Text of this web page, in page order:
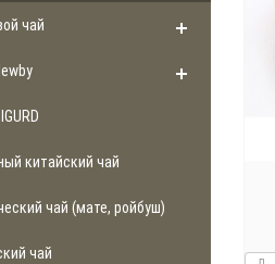
чай
китайский чай
чай (мате, ройбуш)
чай